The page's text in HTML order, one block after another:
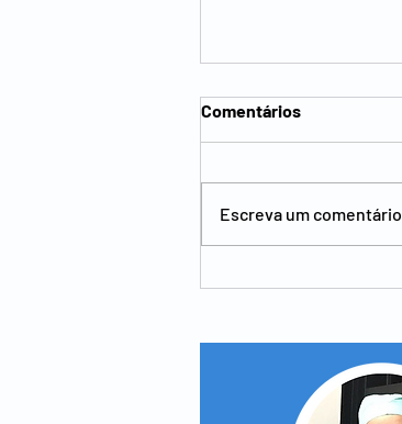
Comentários
Escreva um comentário